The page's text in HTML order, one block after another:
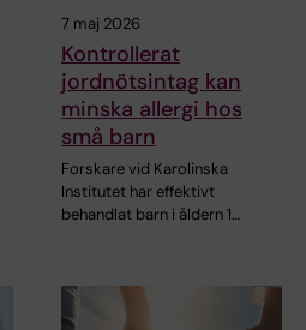
7 maj 2026
Kontrollerat
jordnötsintag kan
minska allergi hos
små barn
Forskare vid Karolinska
Institutet har effektivt
behandlat barn i åldern 1…